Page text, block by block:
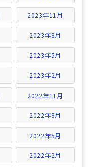
2023年11月
2023年8月
2023年5月
2023年2月
2022年11月
2022年8月
2022年5月
2022年2月